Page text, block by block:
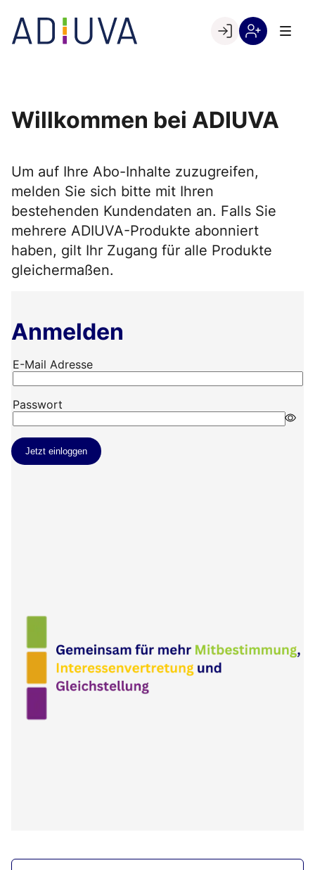
content
Go to landing page.
Willkommen bei ADIUVA
Um auf Ihre Abo-Inhalte zuzugreifen,
melden Sie sich bitte mit Ihren
bestehenden Kundendaten an. Falls Sie
mehrere ADIUVA-Produkte abonniert
haben, gilt Ihr Zugang für alle Produkte
gleichermaßen.
Anmelden